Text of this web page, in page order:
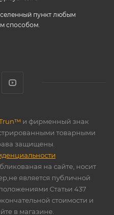
пункт любым
способом.
и фирменный знак
товарными
защищены.
на сайте, носит
является публичной
Статьи 437
стоимости и
в магазине.